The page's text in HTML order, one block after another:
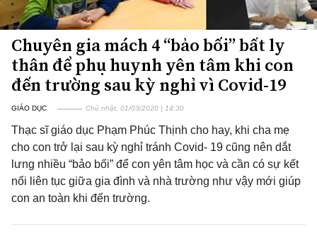
Chuyên gia mách 4 “bảo bối” bất ly
thân để phụ huynh yên tâm khi con
đến trường sau kỳ nghỉ vì Covid-19
GIÁO DỤC Chủ nhật, 01/03/2020 | 14:30
Thạc sĩ giáo dục Phạm Phúc Thịnh cho hay, khi cha mẹ
cho con trở lại sau kỳ nghỉ tránh Covid- 19 cũng nên dắt
lưng nhiều “bảo bối” để con yên tâm học và cần có sự kết
nối liên tục giữa gia đình và nhà trường như vậy mới giúp
con an toàn khi đến trường.